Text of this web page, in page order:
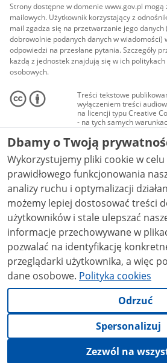
Strony dostępne w domenie www.gov.pl
mailowych. Użytkownik korzystający z
mail zgadza się na przetwarzanie jego
dobrowolnie podanych danych w wiadomości)
odpowiedzi na przesłane pytania. Szczegóły
każdą z jednostek znajdują się w ich
osobowych.
Treści tekstowe
wyłączeniem treści
na licencji typu Creative
- na tych samych
Materiały audiowizualne,
audio i wideo, są
Creative Commons:
niekomercyjne - bez
NC-ND 4.0), o ile nie jest
Dbamy o Twoją
Wykorzystujemy pliki cookie w
prawidłowego funkcjonowania
analizy ruchu i optymalizacji działania
możemy lepiej dostosować treści
użytkowników i stale ulepszać nasze usługi.
informacje przechowywane w
pozwalać na identyfikację
przeglądarki użytkownika, a więc
dane osobowe. Polityka cookies
Odrzuć
Spersonalizuj
Zezwól na